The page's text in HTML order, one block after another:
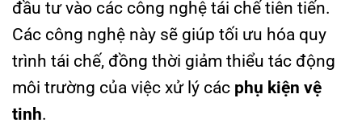
đầu tư vào các công nghệ tái chế tiên tiến.
Các công nghệ này sẽ giúp tối ưu hóa quy
trình tái chế, đồng thời giảm thiểu tác động
môi trường của việc xử lý các phụ kiện vệ
tinh.